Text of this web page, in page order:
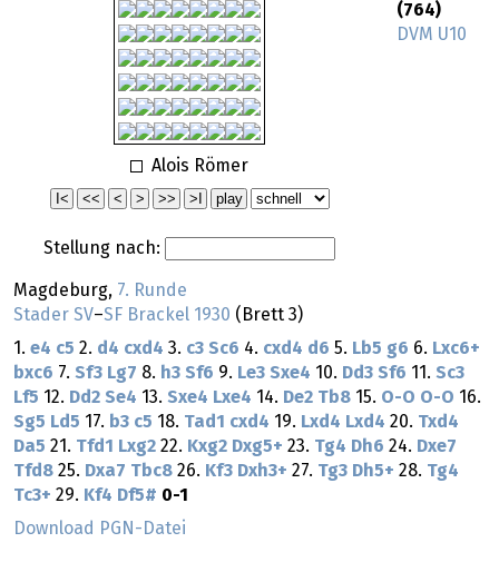
Alois Römer
Stellung nach:
(764)
DVM U10
Magdeburg, 7. Runde
Stader SV–SF Brackel 1930 (Brett 3)
1. e4 c5 2. d4 cxd4 3. c3 Sc6 4. cxd4 d6 5. Lb5 g6 6. Lxc6+
bxc6 7. Sf3 Lg7 8. h3 Sf6 9. Le3 Sxe4 10. Dd3 Sf6 11. Sc3
Lf5 12. Dd2 Se4 13. Sxe4 Lxe4 14. De2 Tb8 15. O-O O-O 16.
Sg5 Ld5 17. b3 c5 18. Tad1 cxd4 19. Lxd4 Lxd4 20. Txd4
Da5 21. Tfd1 Lxg2 22. Kxg2 Dxg5+ 23. Tg4 Dh6 24. Dxe7
Tfd8 25. Dxa7 Tbc8 26. Kf3 Dxh3+ 27. Tg3 Dh5+ 28. Tg4
Tc3+ 29. Kf4 Df5# 0-1
Download PGN-Datei